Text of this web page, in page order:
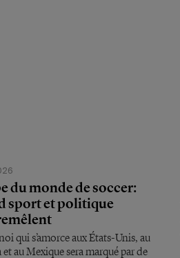
du monde de soccer:
sport et politique
qui s’amorce aux États-Unis, au
au Mexique sera marqué par de